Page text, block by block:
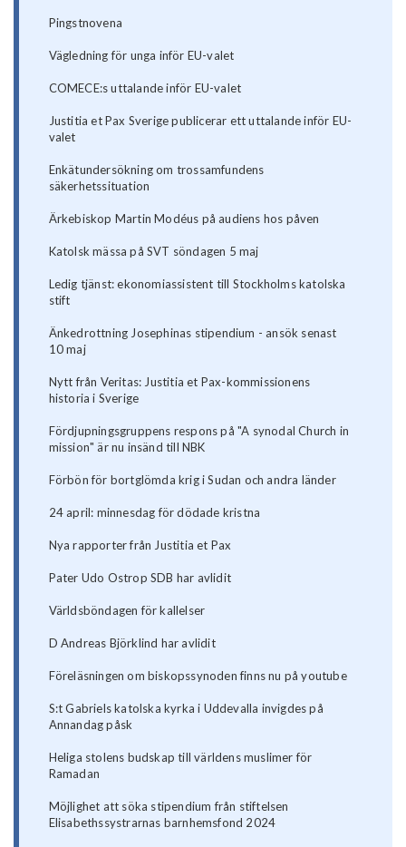
Pingstnovena
Vägledning för unga inför EU-valet
COMECE:s uttalande inför EU-valet
Justitia et Pax Sverige publicerar ett uttalande inför EU-
valet
Enkätundersökning om trossamfundens
säkerhetssituation
Ärkebiskop Martin Modéus på audiens hos påven
Katolsk mässa på SVT söndagen 5 maj
Ledig tjänst: ekonomiassistent till Stockholms katolska
stift
Änkedrottning Josephinas stipendium - ansök senast
10 maj
Nytt från Veritas: Justitia et Pax-kommissionens
historia i Sverige
Fördjupningsgruppens respons på "A synodal Church in
mission" är nu insänd till NBK
Förbön för bortglömda krig i Sudan och andra länder
24 april: minnesdag för dödade kristna
Nya rapporter från Justitia et Pax
Pater Udo Ostrop SDB har avlidit
Världsböndagen för kallelser
D Andreas Björklind har avlidit
Föreläsningen om biskopssynoden finns nu på youtube
S:t Gabriels katolska kyrka i Uddevalla invigdes på
Annandag påsk
Heliga stolens budskap till världens muslimer för
Ramadan
Möjlighet att söka stipendium från stiftelsen
Elisabethssystrarnas barnhemsfond 2024